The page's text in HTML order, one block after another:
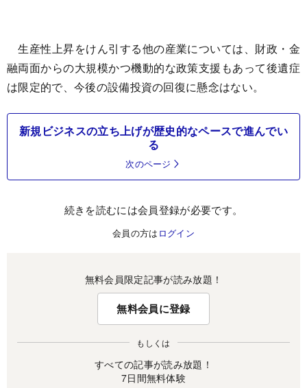
生産性上昇をけん引する他の産業については、財政・金
融両面からの大規模かつ機動的な政策支援もあって後遺症
は限定的で、今後の設備投資の回復に懸念はない。
新規ビジネスの立ち上げが歴史的なペースで進んでい
る
次のページ
続きを読むには会員登録が必要です。
会員の方は ログイン
無料会員限定記事が読み放題！
無料会員に登録
もしくは
すべての記事が読み放題！
7日間無料体験